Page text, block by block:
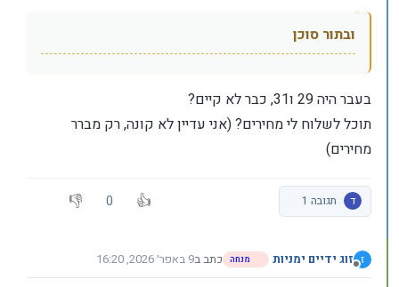
ובתור סוכן
בעבר היה 29 ו31, כבר לא קיים?
תוכל לשלוח לי מחירים? (אני עדיין לא קונה, רק מברר
מחירים)
ד תגובה 1 0
ז
מנותק
זוג ידיים ימניות מנחה כתב ב9 באפר׳ 2026, 16:20
נערך לאחרונה על ידי